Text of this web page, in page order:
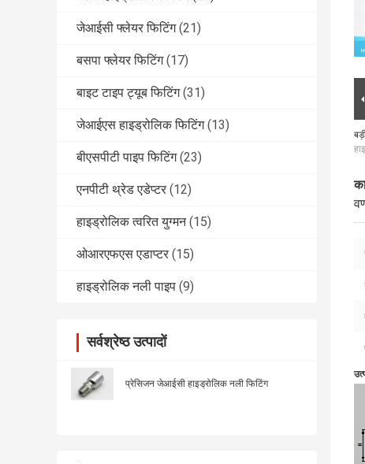
जेआईसी फ्लेयर फिटिंग (21)
बसपा फ्लेयर फिटिंग (17)
बाइट टाइप ट्यूब फिटिंग (31)
जेआईएस हाइड्रोलिक फिटिंग (13)
बीएसपीटी पाइप फिटिंग (23)
एनपीटी थ्रेड एडेप्टर (12)
हाइड्रोलिक त्वरित युग्मन (15)
ओआरएफएस एडाप्टर (15)
हाइड्रोलिक नली पाइप (9)
सर्वश्रेष्ठ उत्पादों
प्रेसिजन जेआईसी हाइड्रोलिक नली फिटिंग